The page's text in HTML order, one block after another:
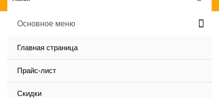
Основное меню
Главная страница
Прайс-лист
Скидки